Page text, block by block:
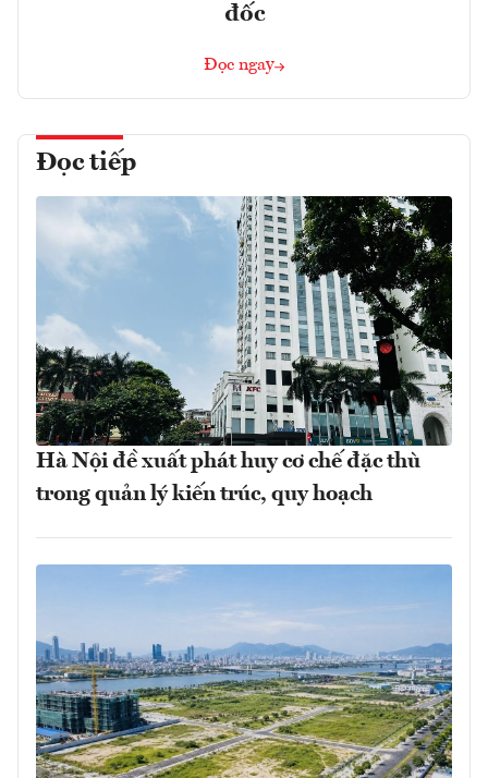
đốc
Đọc ngay
Đọc tiếp
Hà Nội đề xuất phát huy cơ chế đặc thù
trong quản lý kiến trúc, quy hoạch